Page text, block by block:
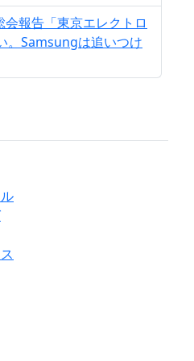
報告「東京エレクトロ
。Samsungは追いつけ